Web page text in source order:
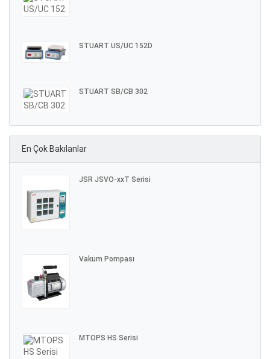
STUART US/UC 152D
STUART SB/CB 302
En Çok Bakılanlar
JSR JSVO-xxT Serisi
Vakum Pompası
MTOPS HS Serisi